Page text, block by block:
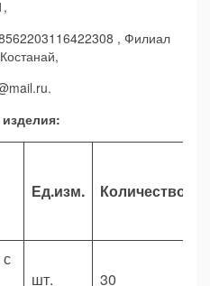
, Филиал
Ед.изм. Количество
шт. 30